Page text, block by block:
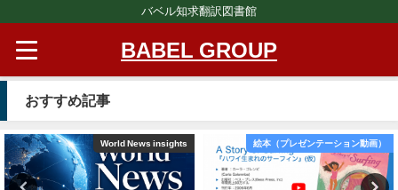
バベル知求翻訳図書館
BABEL GROUP
おすすめ記事
World News insights 絵本（プレゼンテーション動画）